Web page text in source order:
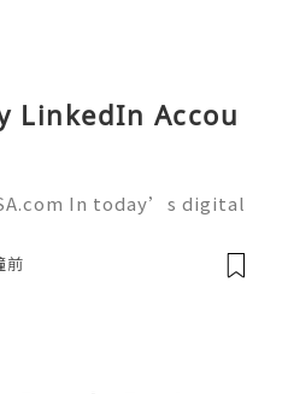
LinkedIn Accou
In today’s digital
like LinkedIn play
前